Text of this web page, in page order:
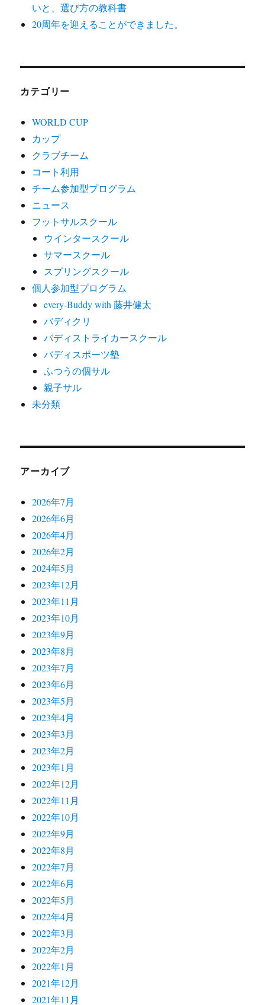
いと、選び方の教科書
20周年を迎えることができました。
カテゴリー
WORLD CUP
カップ
クラブチーム
コート利用
チーム参加型プログラム
ニュース
フットサルスクール
ウインタースクール
サマースクール
スプリングスクール
個人参加型プログラム
every-Buddy with 藤井健太
バディクリ
バディストライカースクール
バディスポーツ塾
ふつうの個サル
親子サル
未分類
アーカイブ
2026年7月
2026年6月
2026年4月
2026年2月
2024年5月
2023年12月
2023年11月
2023年10月
2023年9月
2023年8月
2023年7月
2023年6月
2023年5月
2023年4月
2023年3月
2023年2月
2023年1月
2022年12月
2022年11月
2022年10月
2022年9月
2022年8月
2022年7月
2022年6月
2022年5月
2022年4月
2022年3月
2022年2月
2022年1月
2021年12月
2021年11月